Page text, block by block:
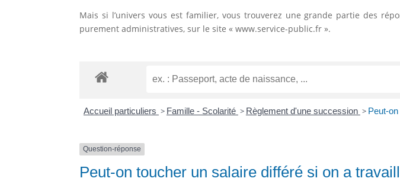
Mais si l’univers vous est familier, vous trouverez une grande partie des
purement administratives, sur le site « www.service-public.fr ».
Accueil particuliers > Famille - Scolarité > Règlement d'une succession > Peut-
Question-réponse
Peut-on toucher un salaire différé si on a